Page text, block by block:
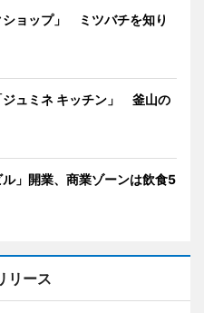
ショップ」 ミツバチを知り
ジュミネ キッチン」 釜山の
」開業、商業ゾーンは飲食5
リース